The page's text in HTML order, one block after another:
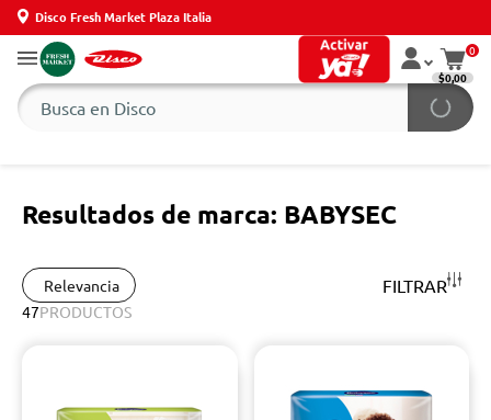
Disco Fresh Market Plaza Italia
0
$0,00
Resultados de marca: BABYSEC
Relevancia FILTRAR
47PRODUCTOS